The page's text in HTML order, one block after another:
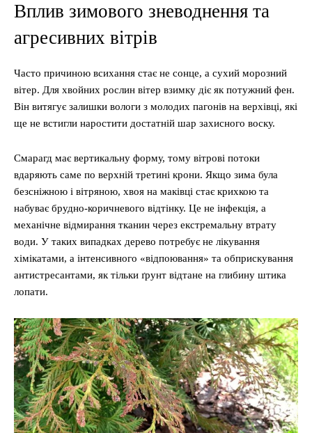
Вплив зимового зневоднення та
агресивних вітрів
Часто причиною всихання стає не сонце, а сухий морозний
вітер. Для хвойних рослин вітер взимку діє як потужний фен.
Він витягує залишки вологи з молодих пагонів на верхівці, які
ще не встигли наростити достатній шар захисного воску.
Смарагд має вертикальну форму, тому вітрові потоки
вдаряють саме по верхній третині крони. Якщо зима була
безсніжною і вітряною, хвоя на маківці стає крихкою та
набуває брудно-коричневого відтінку. Це не інфекція, а
механічне відмирання тканин через екстремальну втрату
води. У таких випадках дерево потребує не лікування
хімікатами, а інтенсивного «відпоювання» та обприскування
антистресантами, як тільки ґрунт відтане на глибину штика
лопати.